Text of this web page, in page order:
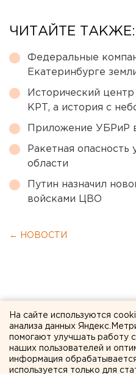
ЧИТАЙТЕ ТАКЖЕ:
Федеральные
Екатеринбурге
Исторический
КРТ, а история с
Приложение УБРиР
Ракетная опасность
области
Путин назначил
войсками ЦВО
← НОВОСТИ
На Среднем
началась
физических
На сайте используются
анализа данных
помогают улучшать работу
наших пользователей и
информация
используется только для